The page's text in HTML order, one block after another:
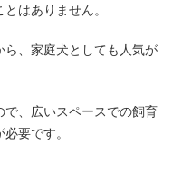
はありません。
、家庭犬としても人気が
で、広いスペースでの飼育
要です。